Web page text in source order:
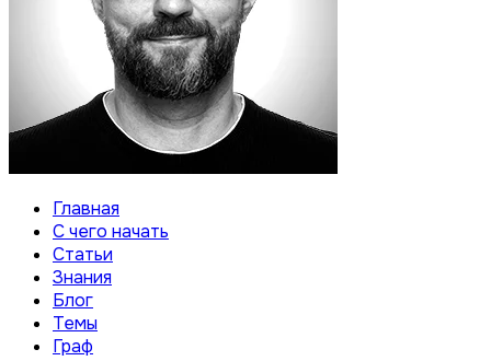
Главная
С чего начать
Статьи
Знания
Блог
Темы
Граф